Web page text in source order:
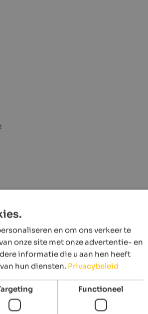
ENGLISH
DUTCH
en om ons verkeer te
onze site met onze advertentie- en
informatie die u aan hen heeft
hun diensten. Privacybeleid
Functioneel